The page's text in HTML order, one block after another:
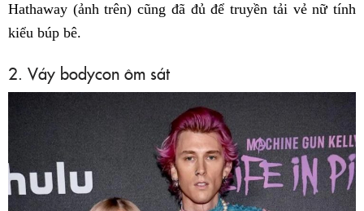
Hathaway (ảnh trên) cũng đã đủ để truyền tải vẻ nữ tính
kiểu búp bê.
2. Váy bodycon ôm sát